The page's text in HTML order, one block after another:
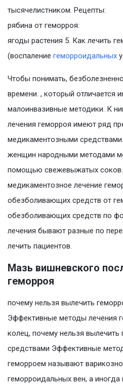
тысячелистником. Рецепты:
рябина от геморроя:
ягоды растения 5. Как лечить
(воспаление геморроидальных
Чтобы понимать,
времени. , который отличается
малоинвазивные методики. К
лечения геморроя имеют ряд
медикаментозными
женщин народными методами
помощью свежевыжатых
медикаментозное лечение
обезболивающих средств от
обезболивающих средств по
лечения бывают разные по
лечить пациентов.
Мазь вишневского
геморроя
почему нельзя вылечить
Эффективные методы лечения
колец, почему нельзя
средствами Эффективные
геморроем называют
геморроидальных вен, а иногда